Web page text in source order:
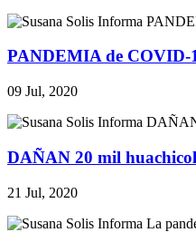
PANDEMIA de COVID-
09 Jul, 2020
DAÑAN 20 mil
21 Jul, 2020